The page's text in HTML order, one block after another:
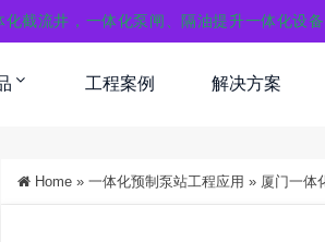
截流井，一体化泵闸、隔油提升一体化设备
工程案例 解决方案
Home » 一体化预制泵站工程应用 » 厦门一体